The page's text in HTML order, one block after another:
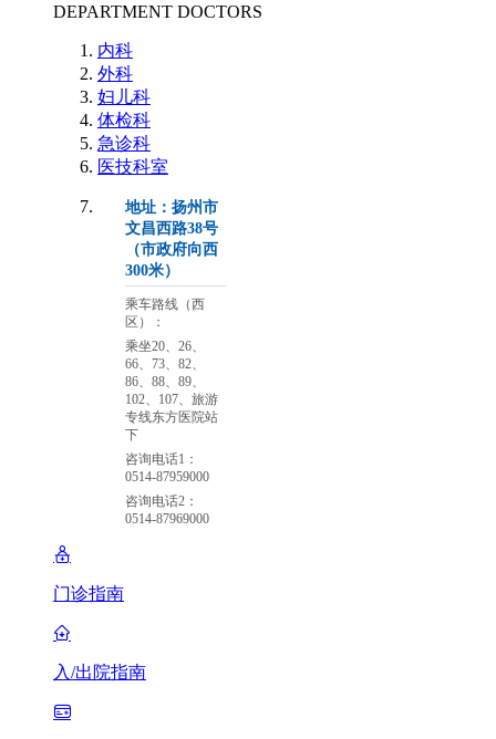
DEPARTMENT DOCTORS
内科
外科
妇儿科
体检科
急诊科
医技科室
地址：扬州市
文昌西路38号
（市政府向西
300米）
乘车路线（西
区）：
乘坐20、26、
66、73、82、
86、88、89、
102、107、旅游
专线东方医院站
下
咨询电话1：
0514-87959000
咨询电话2：
0514-87969000
门诊指南
入/出院指南